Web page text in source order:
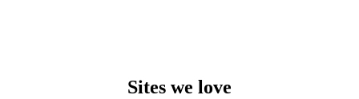
Sites we love